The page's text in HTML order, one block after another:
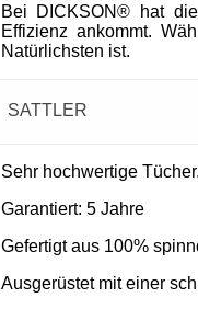
Bei DICKSON® hat
Effizienz ankommt.
Natürlichsten ist.
SATTLER
Sehr hochwertige
Garantiert: 5 Jahre
Gefertigt aus 100%
Ausgerüstet mit einer